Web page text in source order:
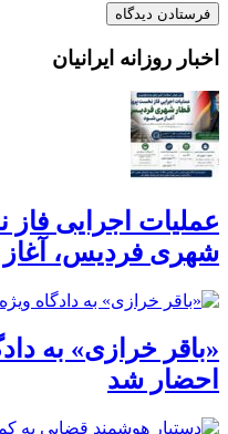
اخبار روزانه ایرانیان
عملیات اجرایی
شهری فردیس،
«باقر خرازی» به
احضار شد